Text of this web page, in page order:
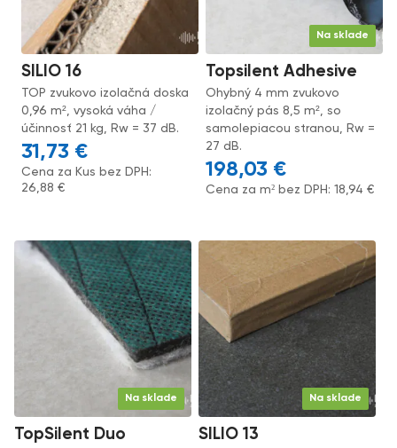
SILIO 16
TOP zvukovo izolačná doska
0,96 m², vysoká váha /
účinnosť 21 kg, Rw = 37 dB.
31,73 €
Cena za Kus bez DPH:
26,88€
Na sklade
Topsilent Adhesive
Ohybný 4 mm zvukovo
izolačný pás 8,5 m², so
samolepiacou stranou, Rw =
27 dB.
198,03 €
Cena za m² bez DPH:18,94€
Na sklade
TopSilent Duo
Na sklade
SILIO 13